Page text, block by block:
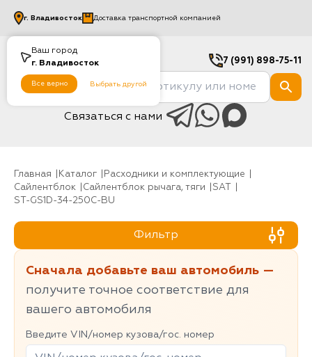
Ваш город
г. Владивосток
Все верно Выбрать другой
г. Владивосток Доставка транспортной компанией
7 (991) 898-75-11
Связаться с нами
Главная Каталог
Расходники и комплектующие
Сайлентблок
Сайлентблок рычага, тяги
SAT
ST-GS1D-34-250C-BU
Фильтр
Сначала добавьте ваш автомобиль —
получите точное соответствие для
вашего автомобиля
Введите VIN/номер кузова/гос. номер